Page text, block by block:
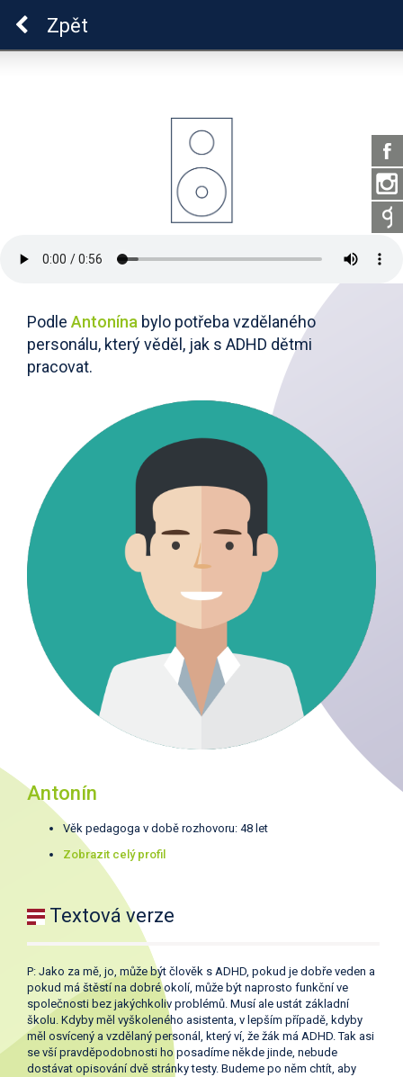
Zpět
Podle Antonína bylo potřeba vzdělaného
personálu, který věděl, jak s ADHD dětmi
pracovat.
Antonín
Věk pedagoga v době rozhovoru: 48 let
Zobrazit celý profil
Textová verze
P: Jako za mě, jo, může být člověk s ADHD, pokud je dobře veden a
pokud má štěstí na dobré okolí, může být naprosto funkční ve
společnosti bez jakýchkoliv problémů. Musí ale ustát základní
školu. Kdyby měl vyškoleného asistenta, v lepším případě, kdyby
měl osvícený a vzdělaný personál, který ví, že žák má ADHD. Tak asi
se vší pravděpodobnosti ho posadíme někde jinde, nebude
dostávat opisování dvě stránky testy. Budeme po něm chtít, aby